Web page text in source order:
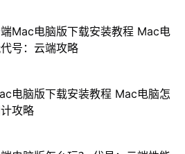
Mac电脑版下载安装教程 Mac电
号：云端攻略
电脑版下载安装教程 Mac电脑怎
攻略